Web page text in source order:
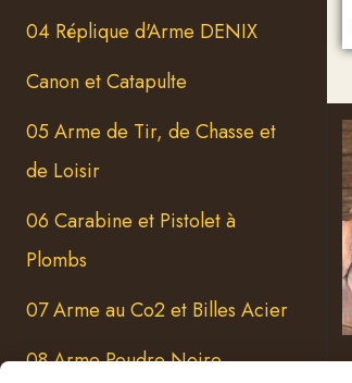
04 Réplique d'Arme DENIX
Canon et Catapulte
05 Arme de Tir, de Chasse et
de Loisir
06 Carabine et Pistolet à
Plombs
07 Arme au Co2 et Billes Acier
08 Arme Poudre Noire